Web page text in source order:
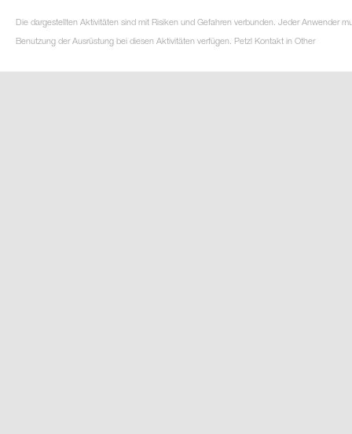
Die dargestellten Aktivitäten sind mit Risiken und Gefahren verbunden. Jeder Anwender
Benutzung der Ausrüstung bei diesen Aktivitäten verfügen. Petzl Kontakt in Other